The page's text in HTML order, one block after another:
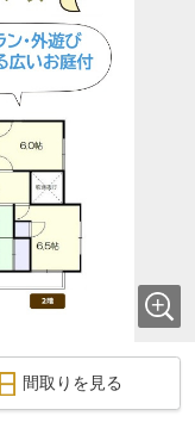
間取りを見る